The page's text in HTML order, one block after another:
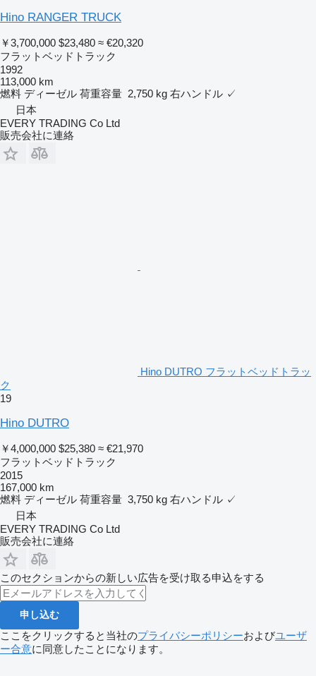
Hino RANGER TRUCK
￥3,700,000 $23,480 ≈ €20,320
フラットベッドトラック
1992
113,000 km
燃料 ディーゼル 荷重容量 2,750 kg 右ハンドル ✓
日本
EVERY TRADING Co Ltd
販売会社に連絡
Hino DUTRO フラットベッドトラッ
ク
19
Hino DUTRO
￥4,000,000 $25,380 ≈ €21,970
フラットベッドトラック
2015
167,000 km
燃料 ディーゼル 荷重容量 3,750 kg 右ハンドル ✓
日本
EVERY TRADING Co Ltd
販売会社に連絡
このセクションからの新しい広告を受け取る申込をする
申し込む
ここをクリックすると当社のプライバシーポリシーおよびユーザ
ー合意に同意したことになります。